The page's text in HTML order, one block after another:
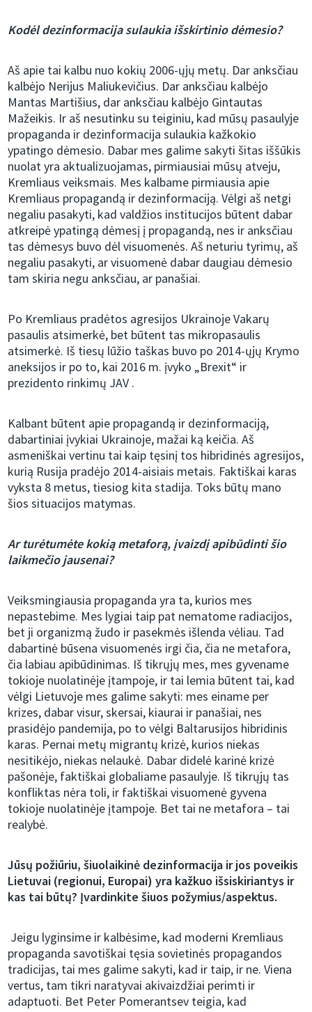
Kodėl dezinformacija sulaukia išskirtinio dėmesio?
Aš apie tai kalbu nuo kokių 2006-ųjų metų. Dar anksčiau
kalbėjo Nerijus Maliukevičius. Dar anksčiau kalbėjo
Mantas Martišius, dar anksčiau kalbėjo Gintautas
Mažeikis. Ir aš nesutinku su teiginiu, kad mūsų pasaulyje
propaganda ir dezinformacija sulaukia kažkokio
ypatingo dėmesio. Dabar mes galime sakyti šitas iššūkis
nuolat yra aktualizuojamas, pirmiausiai mūsų atveju,
Kremliaus veiksmais. Mes kalbame pirmiausia apie
Kremliaus propagandą ir dezinformaciją. Vėlgi aš netgi
negaliu pasakyti, kad valdžios institucijos būtent dabar
atkreipė ypatingą dėmesį į propagandą, nes ir anksčiau
tas dėmesys buvo dėl visuomenės. Aš neturiu tyrimų, aš
negaliu pasakyti, ar visuomenė dabar daugiau dėmesio
tam skiria negu anksčiau, ar panašiai.
Po Kremliaus pradėtos agresijos Ukrainoje Vakarų
pasaulis atsimerkė, bet būtent tas mikropasaulis
atsimerkė. Iš tiesų lūžio taškas buvo po 2014-ųjų Krymo
aneksijos ir po to, kai 2016 m. įvyko „Brexit“ ir
prezidento rinkimų JAV .
Kalbant būtent apie propagandą ir dezinformaciją,
dabartiniai įvykiai Ukrainoje, mažai ką keičia. Aš
asmeniškai vertinu tai kaip tęsinį tos hibridinės agresijos,
kurią Rusija pradėjo 2014-aisiais metais. Faktiškai karas
vyksta 8 metus, tiesiog kita stadija. Toks būtų mano
šios situacijos matymas.
Ar turėtumėte kokią metaforą, įvaizdį apibūdinti šio
laikmečio jausenai?
Veiksmingiausia propaganda yra ta, kurios mes
nepastebime. Mes lygiai taip pat nematome radiacijos,
bet ji organizmą žudo ir pasekmės išlenda vėliau. Tad
dabartinė būsena visuomenės irgi čia, čia ne metafora,
čia labiau apibūdinimas. Iš tikrųjų mes, mes gyvename
tokioje nuolatinėje įtampoje, ir tai lemia būtent tai, kad
vėlgi Lietuvoje mes galime sakyti: mes einame per
krizes, dabar visur, skersai, kiaurai ir panašiai, nes
prasidėjo pandemija, po to vėlgi Baltarusijos hibridinis
karas. Pernai metų migrantų krizė, kurios niekas
nesitikėjo, niekas nelaukė. Dabar didelė karinė krizė
pašonėje, faktiškai globaliame pasaulyje. Iš tikrųjų tas
konfliktas nėra toli, ir faktiškai visuomenė gyvena
tokioje nuolatinėje įtampoje. Bet tai ne metafora – tai
realybė.
Jūsų požiūriu, šiuolaikinė dezinformacija ir jos poveikis
Lietuvai (regionui, Europai) yra kažkuo išsiskiriantys ir
kas tai būtų? Įvardinkite šiuos požymius/aspektus.
Jeigu lyginsime ir kalbėsime, kad moderni Kremliaus
propaganda savotiškai tęsia sovietinės propagandos
tradicijas, tai mes galime sakyti, kad ir taip, ir ne. Viena
vertus, tam tikri naratyvai akivaizdžiai perimti ir
adaptuoti. Bet Peter Pomerantsev teigia, kad